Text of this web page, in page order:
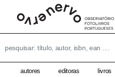
autores editoras livros